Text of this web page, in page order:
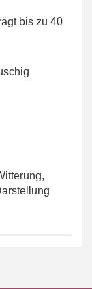
bis zu 40